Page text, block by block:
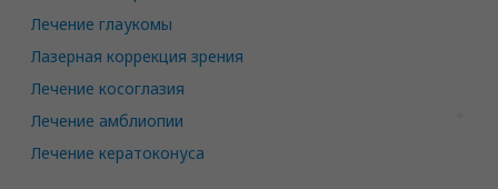
Лечение глаукомы
Лазерная коррекция зрения
Лечение косоглазия
Лечение амблиопии
Лечение кератоконуса